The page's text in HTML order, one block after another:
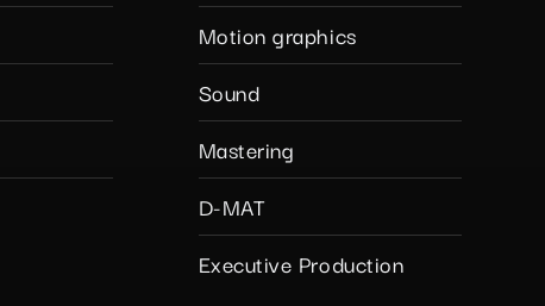
Motion graphics
Sound
Mastering
D-MAT
Executive Production